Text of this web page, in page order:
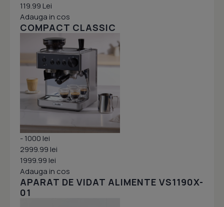
119.99 Lei
Adauga in cos
COMPACT CLASSIC
- 1000 lei
2999.99 lei
1999.99 lei
Adauga in cos
APARAT DE VIDAT ALIMENTE VS1190X-
01